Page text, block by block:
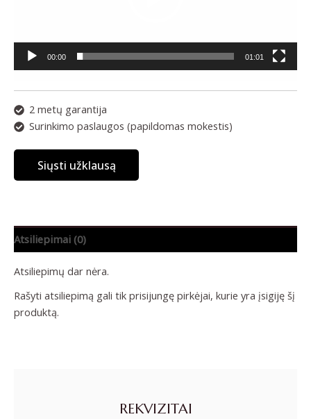
00:00 01:01
2 metų garantija
Surinkimo paslaugos (papildomas mokestis)
Siųsti užklausą
Atsiliepimai (0)
Atsiliepimų dar nėra.
Rašyti atsiliepimą gali tik prisijungę pirkėjai, kurie yra įsigiję šį
produktą.
REKVIZITAI